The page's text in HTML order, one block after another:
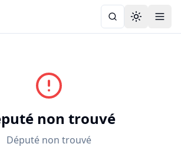
Toggle
non trouvé
Député non trouvé